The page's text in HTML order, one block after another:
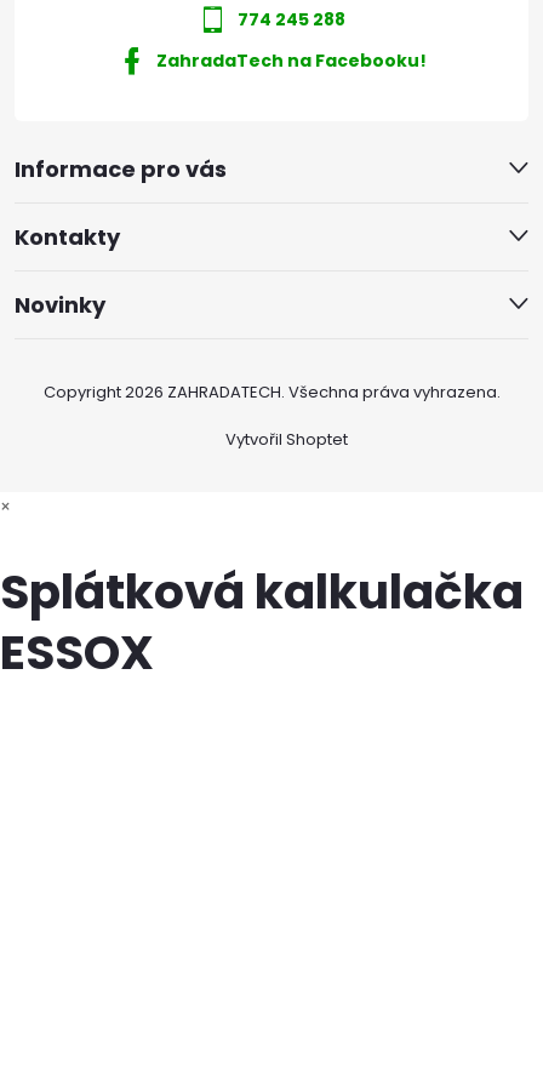
Informace pro vás
Kontakty
Novinky
774 245 288
ZahradaTech na Facebooku!
Vytvořil Shoptet
Copyright 2026 ZAHRADATECH. Všechna práva vyhrazena.
×
Splátková kalkulačka
ESSOX